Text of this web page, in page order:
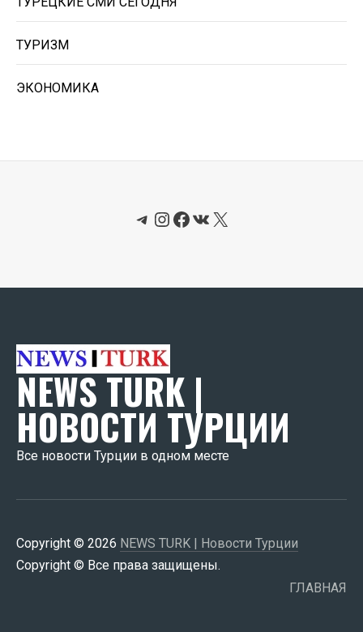
ТУРИЗМ
ЭКОНОМИКА
Telegram
Instagram
Facebook
ВКонтакте
X
NEWS TURK |
НОВОСТИ ТУРЦИИ
Все новости Турции в одном месте
Copyright © 2026 NEWS TURK | Новости Турции
Copyright © Все права защищены.
ГЛАВНАЯ